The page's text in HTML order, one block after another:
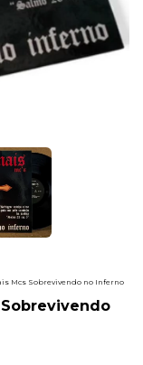
Mcs Sobrevivendo no Inferno